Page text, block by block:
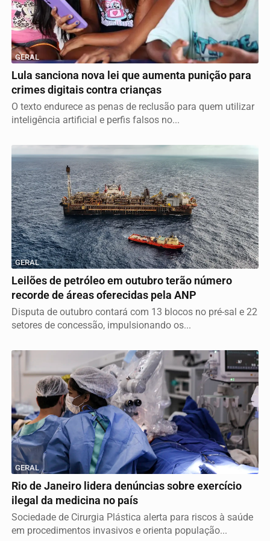
GERAL
Lula sanciona nova lei que aumenta punição para
crimes digitais contra crianças
O texto endurece as penas de reclusão para quem utilizar
inteligência artificial e perfis falsos no...
GERAL
Leilões de petróleo em outubro terão número
recorde de áreas oferecidas pela ANP
Disputa de outubro contará com 13 blocos no pré-sal e 22
setores de concessão, impulsionando os...
GERAL
Rio de Janeiro lidera denúncias sobre exercício
ilegal da medicina no país
Sociedade de Cirurgia Plástica alerta para riscos à saúde
em procedimentos invasivos e orienta população...